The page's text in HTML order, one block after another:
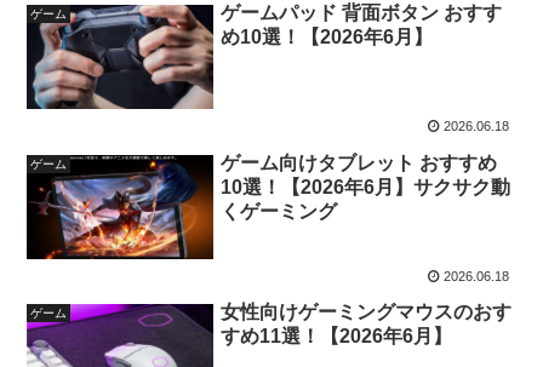
ゲーム
ゲームパッド 背面ボタン おすす
め10選！【2026年6月】
2026.06.18
ゲーム
ゲーム向けタブレット おすすめ
10選！【2026年6月】サクサク動
くゲーミング
2026.06.18
ゲーム
女性向けゲーミングマウスのおす
すめ11選！【2026年6月】